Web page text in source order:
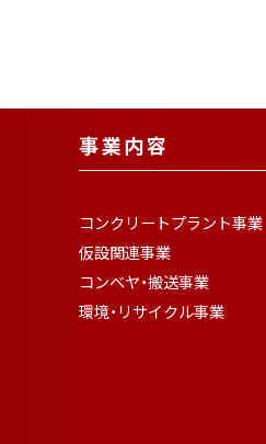
事業内容
コンクリートプラント事業
仮設関連事業
コンベヤ・搬送事業
環境・リサイクル事業